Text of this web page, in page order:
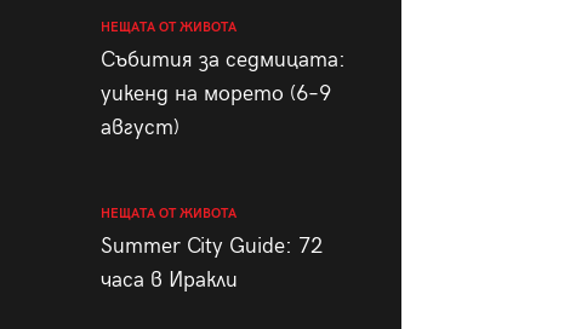
НЕЩАТА ОТ ЖИВОТА
Събития за седмицата:
уикенд на морето (6–9
август)
НЕЩАТА ОТ ЖИВОТА
Summer City Guide: 72
часа в Иракли